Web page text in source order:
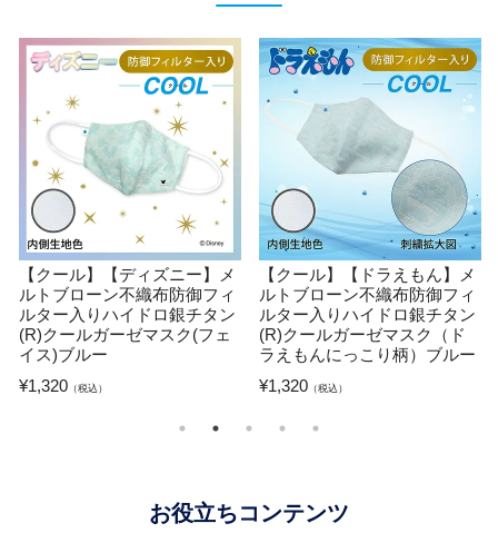
【クール】【ドラえもん】メ
ルトブローン不織布防御フィ
ルター入りハイドロ銀チタン
(R)クールガーゼマスク（刺
繍）ブルー
¥1,320（税込）
【クール】【ムーミン】メル
トブローン不織布防御フィル
ター入りハイドロ銀チタン
(R)クールガーゼマスク（ミ
イと花）ピンク
¥1,320（税込）
お役立ちコンテンツ